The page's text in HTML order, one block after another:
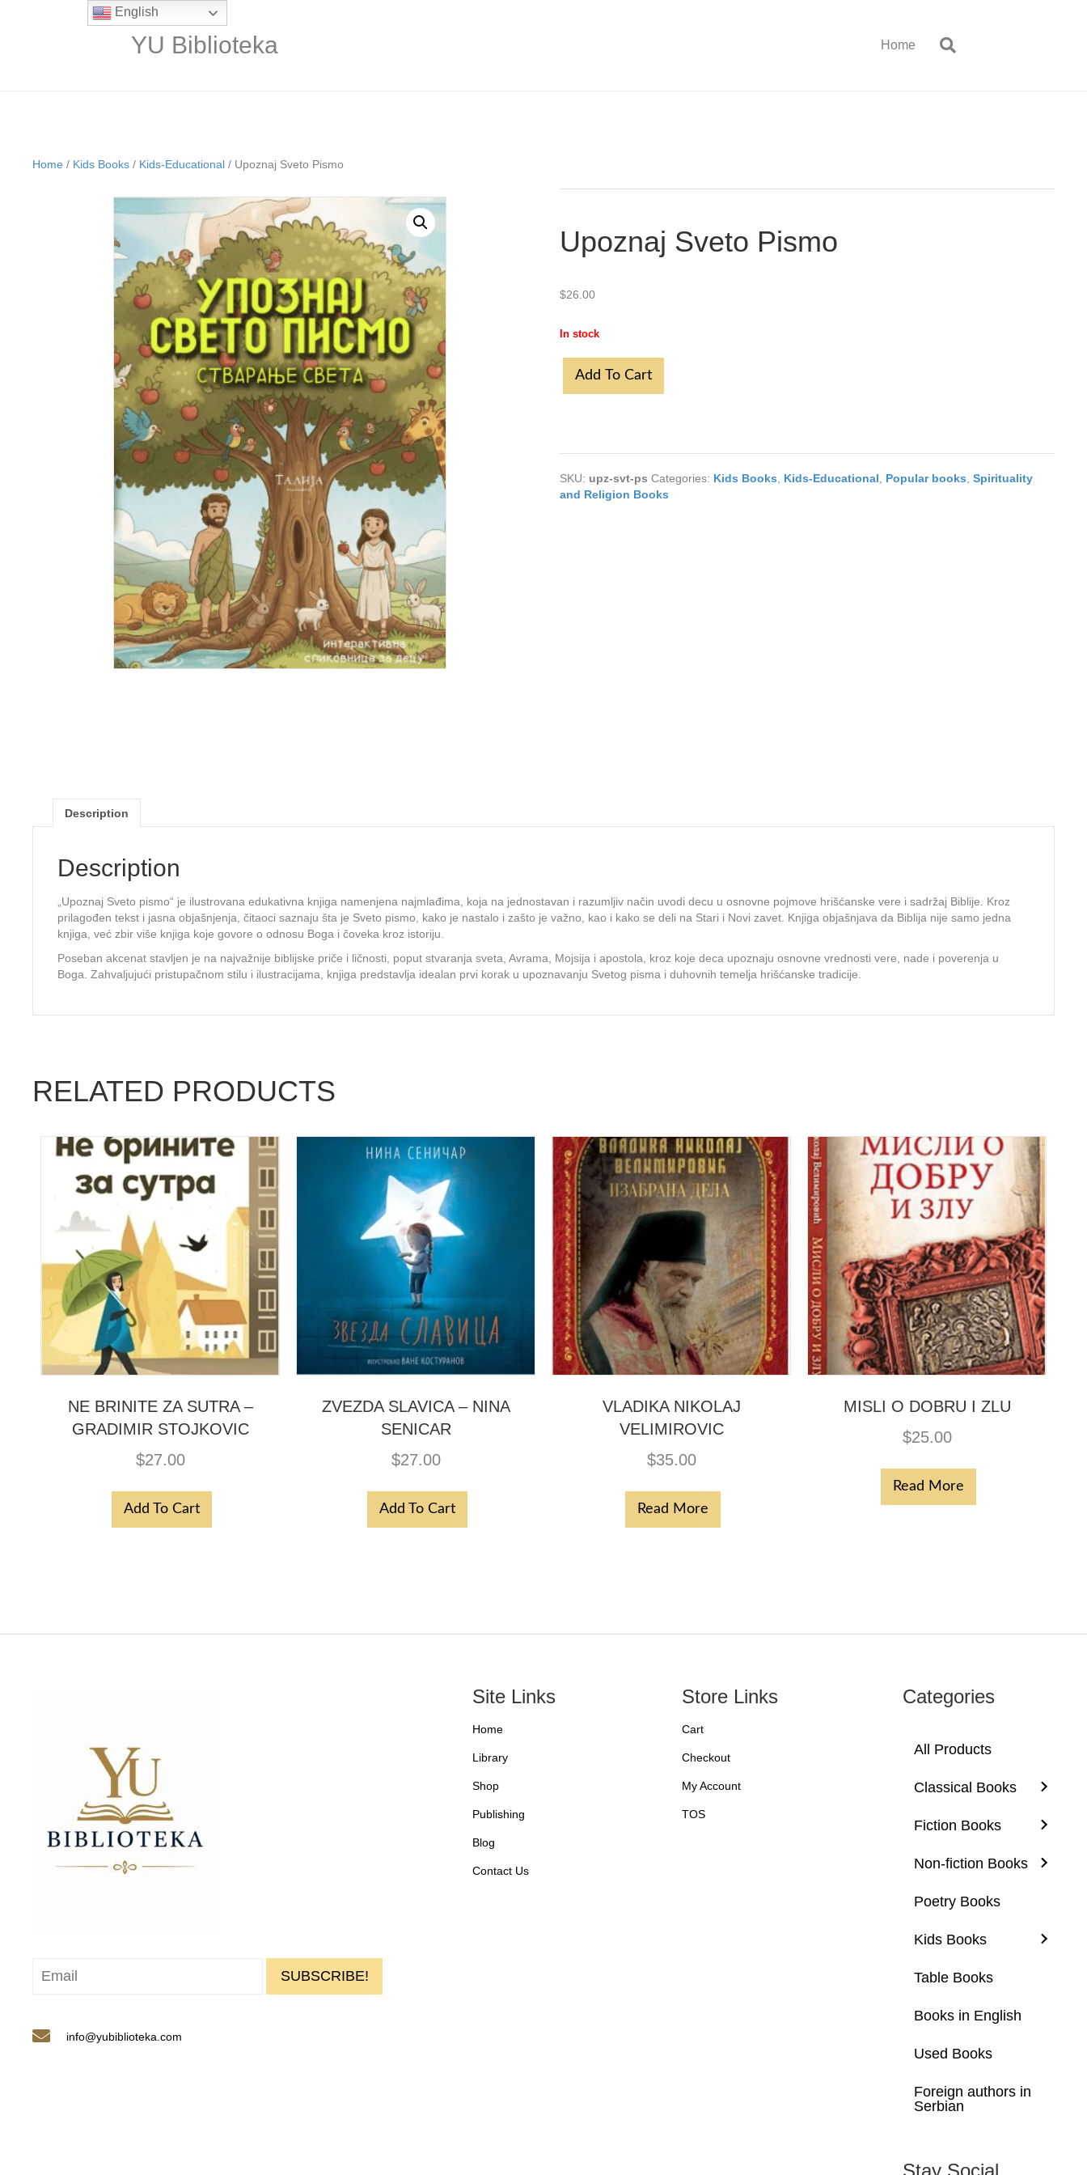
YU Biblioteka Home
Home / Kids Books / Kids-Educational / Upoznaj Sveto Pismo
Upoznaj Sveto Pismo
$26.00
In stock
Sveto
Pismo
Add To Cart
SKU: upz-svt-ps Categories: Kids Books Kids-Educational Popular books Spirituality
and Religion Books
Description
Description
„Upoznaj Sveto pismo“ je ilustrovana edukativna knjiga namenjena najmlađima, koja na jednostavan i razumljiv način uvodi decu u osnovne pojmove hrišćanske vere i sadržaj Biblije. Kroz
prilagođen tekst i jasna objašnjenja, čitaoci saznaju šta je Sveto pismo, kako je nastalo i zašto je važno, kao i kako se deli na Stari i Novi zavet. Knjiga objašnjava da Biblija nije samo jedna
knjiga, već zbir više knjiga koje govore o odnosu Boga i čoveka kroz istoriju.
Poseban akcenat stavljen je na najvažnije biblijske priče i ličnosti, poput stvaranja sveta, Avrama, Mojsija i apostola, kroz koje deca upoznaju osnovne vrednosti vere, nade i poverenja u
Boga. Zahvaljujući pristupačnom stilu i ilustracijama, knjiga predstavlja idealan prvi korak u upoznavanju Svetog pisma i duhovnih temelja hrišćanske tradicije.
RELATED PRODUCTS
NE BRINITE ZA SUTRA –
GRADIMIR STOJKOVIC
$27.00
Add To Cart
ZVEZDA SLAVICA – NINA
SENICAR
$27.00
Add To Cart
VLADIKA NIKOLAJ
VELIMIROVIC
$35.00
Read More
MISLI O DOBRU I ZLU
$25.00
Read More
SUBSCRIBE!
info@yubiblioteka.com
Site Links
Home
Library
Shop
Publishing
Blog
Contact Us
Store Links
Cart
Checkout
My Account
TOS
Categories
All Products
Classical Books
Fiction Books
Non-fiction Books
Poetry Books
Kids Books
Table Books
Books in English
Used Books
Foreign authors in
Serbian
Stay Social
English